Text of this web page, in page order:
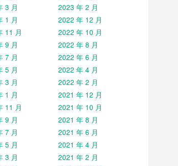
3 月
2023 年 2 月
1 月
2022 年 12 月
11 月
2022 年 10 月
9 月
2022 年 8 月
7 月
2022 年 6 月
5 月
2022 年 4 月
3 月
2022 年 2 月
1 月
2021 年 12 月
11 月
2021 年 10 月
9 月
2021 年 8 月
7 月
2021 年 6 月
5 月
2021 年 4 月
3 月
2021 年 2 月